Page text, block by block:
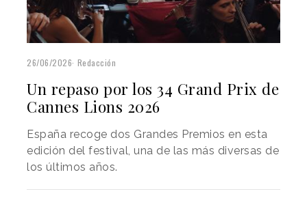
26/06/2026 Redacción
Un repaso por los 34 Grand Prix de
Cannes Lions 2026
España recoge dos Grandes Premios en esta
edición del festival, una de las más diversas de
los últimos años.